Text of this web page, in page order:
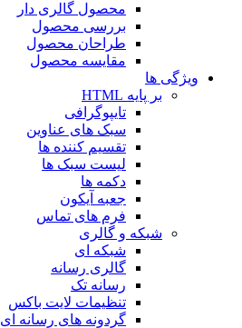
محصول گالری دار
بررسی محصول
طراحان محصول
مقایسه محصول
ویژگی ها
بر پایه HTML
تایپوگرافی
سبک های عناوین
تقسیم کننده ها
لیست سبک ها
دکمه ها
جعبه آیکون
فرم های تماس
شبکه و گالری
شبکه ای
گالری رسانه
رسانه تک
تنظیمات لایت باکس
گردونه های رسانه ای